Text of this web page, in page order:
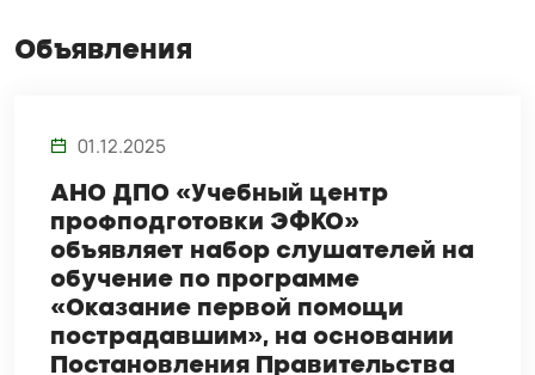
Объявления
01.12.2025
АНО ДПО «Учебный центр
профподготовки ЭФКО»
объявляет набор слушателей на
обучение по программе
«Оказание первой помощи
пострадавшим», на основании
Постановления Правительства